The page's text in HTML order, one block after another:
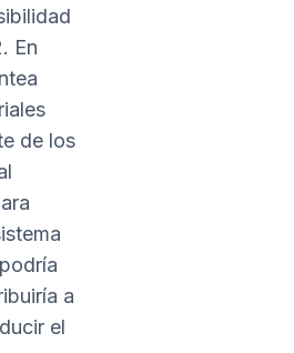
En
de los
a
el